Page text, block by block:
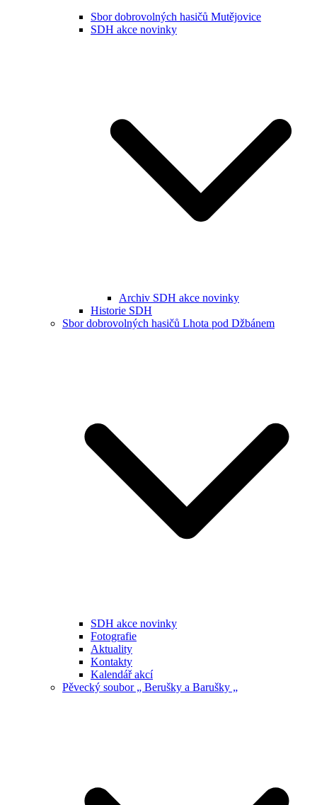
Sbor dobrovolných hasičů Mutějovice
SDH akce novinky
Archiv SDH akce novinky
Historie SDH
Sbor dobrovolných hasičů Lhota pod Džbánem
SDH akce novinky
Fotografie
Aktuality
Kontakty
Kalendář akcí
Pěvecký soubor „ Berušky a Barušky „